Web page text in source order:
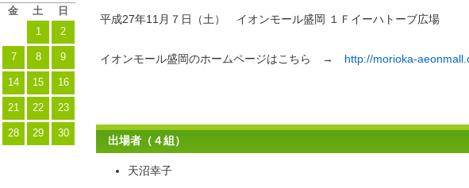
金 土 日
1 2
7 8 9
14 15 16
21 22 23
28 29 30
平成27年11月７日（土） イオンモール盛岡 １Ｆイーハトーブ広場
イオンモール盛岡のホームページはこちら → http://morioka-
出場者（４組）
天沼幸子